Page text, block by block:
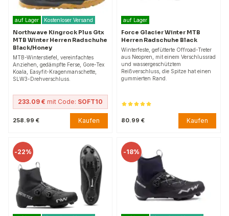
auf Lager Kostenloser Versand
Northwave Kingrock Plus Gtx
MTB Winter Herren Radschuhe
Black/Honey
MTB-Winterstiefel, vereinfachtes
Anziehen, gedämpfte Ferse, Gore-Tex
Koala, Easyfit-Kragenmanschette,
SLW3-Drehverschluss.
233.09 € mit Code: SOFT10
258.99 € Kaufen
auf Lager
Force Glacier Winter MTB
Herren Radschuhe Black
Winterfeste, gefütterte Offroad-Treter
aus Neopren, mit einem Verschlussrad
und wassergeschütztem
Reißverschluss, die Spitze hat einen
gummierten Rand.
80.99 € Kaufen
-22% -18%